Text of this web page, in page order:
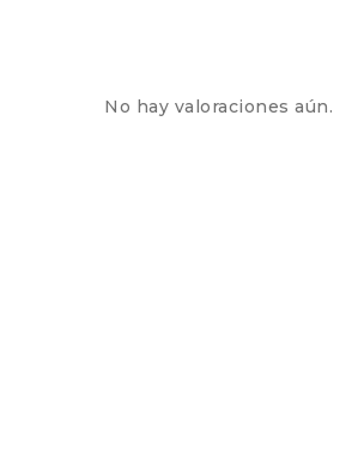
No hay valoraciones aún.